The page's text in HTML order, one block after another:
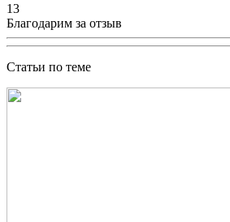
13
Благодарим за отзыв
Статьи по теме